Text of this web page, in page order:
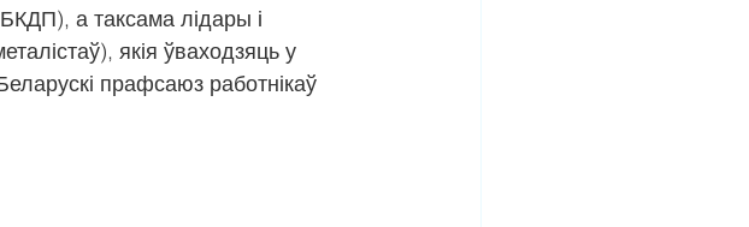
а таксама лідары і
якія ўваходзяць у
прафсаюз работнікаў